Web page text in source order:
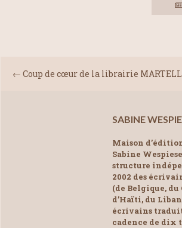
← Coup de cœur de la librairie
SABINE
Maison
Sabine
structure
2002 des
(de Belgique, du
d’Haïti, du
écrivains
cadence de dix